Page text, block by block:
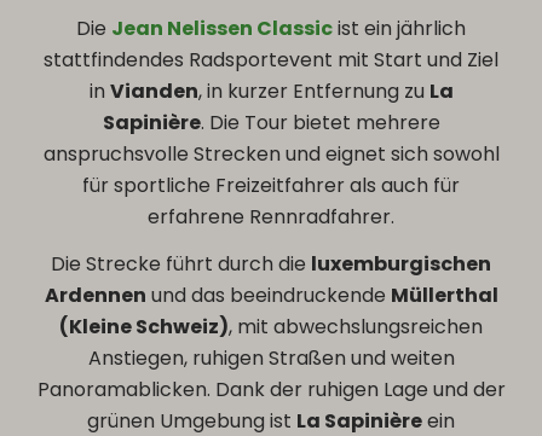
Die Jean Nelissen Classicist ein jährlich
stattfindendes Radsportevent mit Start und Ziel
in Vianden, in kurzer Entfernung zu La
Sapinière. Die Tour bietet mehrere
anspruchsvolle Strecken und eignet sich sowohl
für sportliche Freizeitfahrer als auch für
erfahrene Rennradfahrer.
Die Strecke führt durch die luxemburgischen
Ardennen und das beeindruckende Müllerthal
(Kleine Schweiz), mit abwechslungsreichen
Anstiegen, ruhigen Straßen und weiten
Panoramablicken. Dank der ruhigen Lage und der
grünen Umgebung ist La Sapinièreein